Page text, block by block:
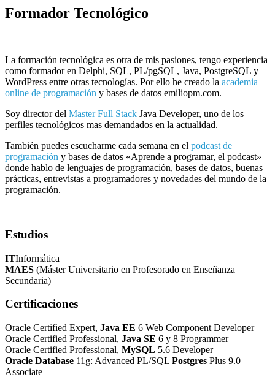
Formador Tecnológico
La formación tecnológica es otra de mis pasiones, tengo experiencia
como formador en Delphi, SQL, PL/pgSQL, Java, PostgreSQL y
WordPress entre otras tecnologías. Por ello he creado la academia
online de programación y bases de datos emiliopm.com.
Soy director del Master Full Stack Java Developer, uno de los
perfiles tecnológicos mas demandados en la actualidad.
También puedes escucharme cada semana en el podcast de
programación y bases de datos «Aprende a programar, el podcast»
donde hablo de lenguajes de programación, bases de datos, buenas
prácticas, entrevistas a programadores y novedades del mundo de la
programación.
Estudios
ITInformática
MAES (Máster Universitario en Profesorado en Enseñanza
Secundaria)
Certificaciones
Oracle Certified Expert, Java EE 6 Web Component Developer
Oracle Certified Professional, Java SE 6 y 8 Programmer
Oracle Certified Professional, MySQL 5.6 Developer
Oracle Database 11g: Advanced PL/SQL Postgres Plus 9.0
Associate